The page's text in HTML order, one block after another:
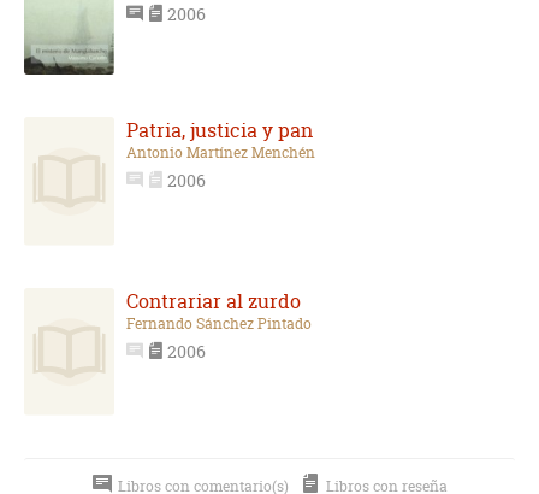
2006
Patria, justicia y pan
Antonio Martínez Menchén
2006
Contrariar al zurdo
Fernando Sánchez Pintado
2006
Libros con comentario(s) Libros con reseña